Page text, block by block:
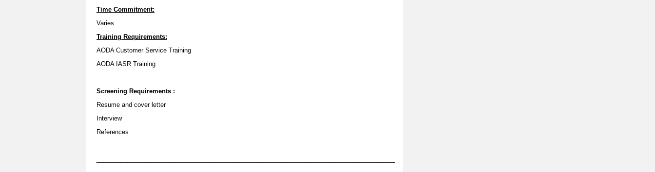
Time Commitment:
Varies
Training Requirements:
AODA Customer Service Training
AODA IASR Training
Screening Requirements :
Resume and cover letter
Interview
References